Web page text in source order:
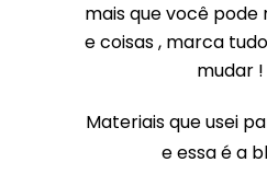
mais que você pode
e coisas , marca
mudar
Materiais que usei
e essa é a